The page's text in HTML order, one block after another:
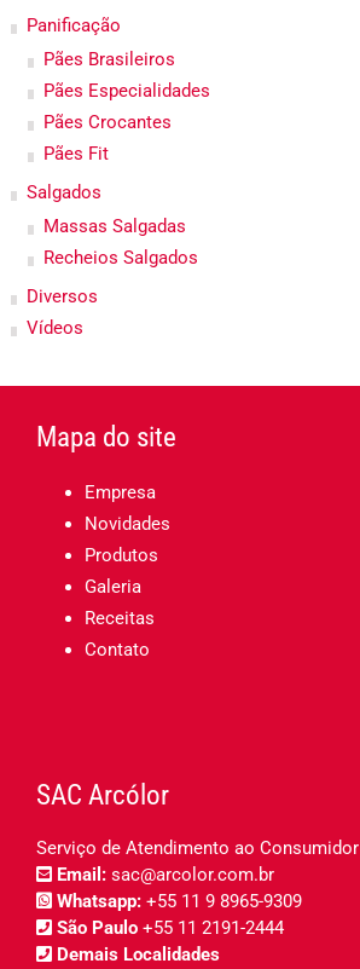
Panificação
Pães Brasileiros
Pães Especialidades
Pães Crocantes
Pães Fit
Salgados
Massas Salgadas
Recheios Salgados
Diversos
Vídeos
Mapa do site
Empresa
Novidades
Produtos
Galeria
Receitas
Contato
SAC Arcólor
Serviço de Atendimento ao Consumidor
Email: sac@arcolor.com.br
Whatsapp: +55 11 9 8965-9309
São Paulo +55 11 2191-2444
Demais Localidades